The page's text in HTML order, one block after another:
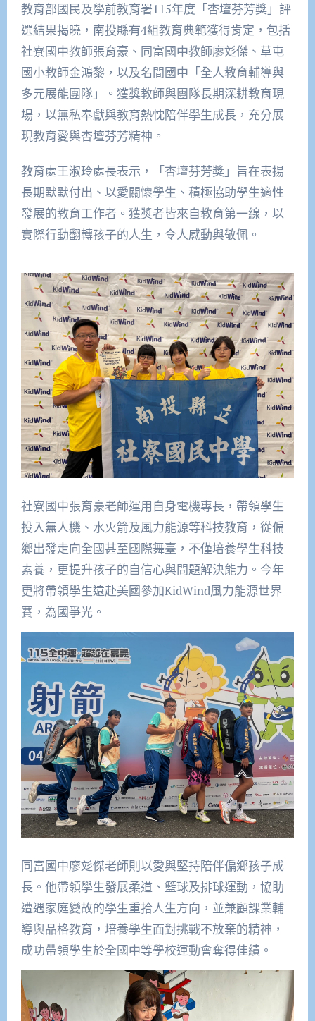
教育部國民及學前教育署115年度「杏壇芬芳獎」評
選結果揭曉，南投縣有4組教育典範獲得肯定，包括
社寮國中教師張育豪、同富國中教師廖彣傑、草屯
國小教師金鴻黎，以及名間國中「全人教育輔導與
多元展能團隊」。獲獎教師與團隊長期深耕教育現
場，以無私奉獻與教育熱忱陪伴學生成長，充分展
現教育愛與杏壇芬芳精神。
教育處王淑玲處長表示，「杏壇芬芳獎」旨在表揚
長期默默付出、以愛關懷學生、積極協助學生適性
發展的教育工作者。獲獎者皆來自教育第一線，以
實際行動翻轉孩子的人生，令人感動與敬佩。
社寮國中張育豪老師運用自身電機專長，帶領學生
投入無人機、水火箭及風力能源等科技教育，從偏
鄉出發走向全國甚至國際舞臺，不僅培養學生科技
素養，更提升孩子的自信心與問題解決能力。今年
更將帶領學生遠赴美國參加KidWind風力能源世界
賽，為國爭光。
同富國中廖彣傑老師則以愛與堅持陪伴偏鄉孩子成
長。他帶領學生發展柔道、籃球及排球運動，協助
遭遇家庭變故的學生重拾人生方向，並兼顧課業輔
導與品格教育，培養學生面對挑戰不放棄的精神，
成功帶領學生於全國中等學校運動會奪得佳績。